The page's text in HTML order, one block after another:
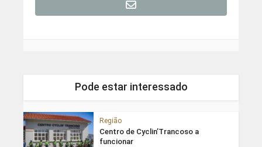
Pode estar interessado
Região
Centro de Cyclin’Trancoso a
funcionar